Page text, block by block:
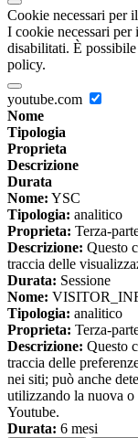
Cookie necessari per
I cookie necessari per
disabilitati. È
policy.
youtube.com
Nome
Tipologia
Proprieta
Descrizione
Durata
Nome: YSC
Tipologia: analitico
Proprieta: Terza-
Descrizione: Questo
traccia delle
Durata: Sessione
Nome:
Tipologia: analitico
Proprieta: Terza-
Descrizione: Questo
traccia delle
nei siti; può anche
utilizzando la nuova
Youtube.
Durata: 6 mesi